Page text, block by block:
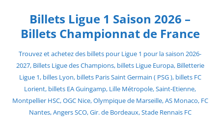
contentBillets Ligue 1 Saison 2026 –
Billets Championnat de France
Trouvez et achetez des billets pour Ligue 1 pour la saison 2026-
2027, Billets Ligue des Champions, billets Ligue Europa, Billetterie
Ligue 1, billes Lyon, billets Paris Saint Germain ( PSG ), billets FC
Lorient, billets EA Guingamp, Lille Métropole, Saint-Etienne,
Montpellier HSC, OGC Nice, Olympique de Marseille, AS Monaco, FC
Nantes, Angers SCO, Gir. de Bordeaux, Stade Rennais FC